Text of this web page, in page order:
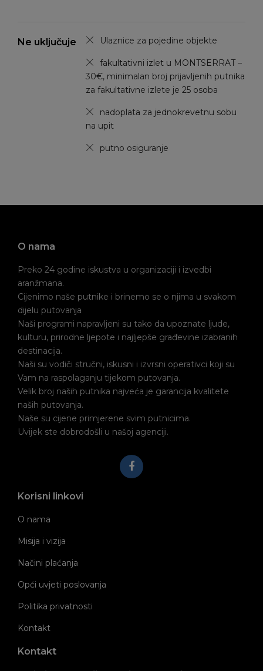
Ne uključuje Ulaznice za pojedine objekte
fakultativni izlet u MONTSERRAT –
30€, minimalan broj prijavljenih putnika
za fakultativne izlete je 25 osoba
nadoplata za jednokrevetnu sobu
na upit
putno osiguranje
O nama
Preko 24 godine iskustva u organizaciji i izvedbi
aranžmana.
Cijenimo naše putnike i brinemo se o njima u svakom
dijelu putovanja
Naši programi napravljeni su tako da upoznate ljude,
kulturu, prirodne ljepote i najljepše građevine izabranih
destinacija.
Naši su vodiči stručni, iskusni i izvrsni operativci koji su
Vam na raspolaganju tijekom putovanja.
Velik broj naših putnika najveća je garancija kvalitete
naših putovanja.
Naše su cijene primjerene svim putnicima.
Uvijek ste dobrodošli u našoj agenciji.
Korisni linkovi
O nama
Misija i vizija
Načini plaćanja
Opći uvjeti poslovanja
Politika privatnosti
Kontakt
Kontakt